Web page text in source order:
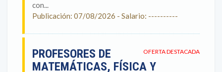
con...
Publicación: 07/08/2026 - Salario: ----------
OFERTA DESTACADA
PROFESORES DE
MATEMÁTICAS, FÍSICA Y